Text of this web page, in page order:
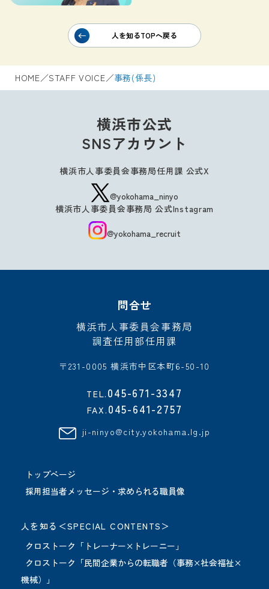
人を知るTOPへ戻る
HOME／STAFF VOICE／事務(係長)
横浜市公式
SNSアカウント
横浜市人事委員会事務局任用課 公式X
@yokohama_ninyo
横浜市人事委員会事務局 公式Instagram
@yokohama_recruit
トップページ
採用担当者メッセージ・求められる職員像
問合せ
横浜市人事委員会事務局
調査任用部任用課
〒231-0005 横浜市中区本町6-50-10
TEL. 045-671-3347
FAX. 045-641-2757
ji-ninyo@city.yokohama.lg.jp
人を知る＜SPECIAL CONTENTS＞
クロストーク「トレーナー×トレーニー」
クロストーク「民間企業からの転職者（事務×社会福祉×
機械）」